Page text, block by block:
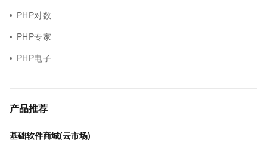
PHP对数
PHP专家
PHP电子
产品推荐
基础软件商城(云市场)